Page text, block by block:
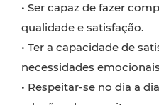
• Ser capaz de fazer
qualidade e satisfação.
• Ter a capacidade de
necessidades
• Respeitar-se no dia a